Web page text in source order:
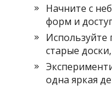
Начните с
форм и
старые
одна яркая